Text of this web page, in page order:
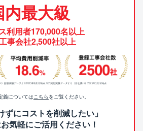
内最大級
利用者170,000名以上
事会社2,500社以上
義についてはこちらをご覧ください。
ずにコストを削減したい」
気軽にご活用ください！